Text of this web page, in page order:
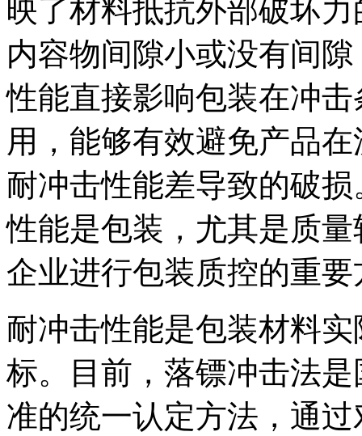
映了材料抵抗外部破坏
内容物间隙小或没有间
性能直接影响包装在冲
用，能够有效避免产品
耐冲击性能差导致的破
性能是包装，尤其是质
企业进行包装质控的重要
耐冲击性能是包装材料
标。目前，落镖冲击法
准的统一认定方法，通